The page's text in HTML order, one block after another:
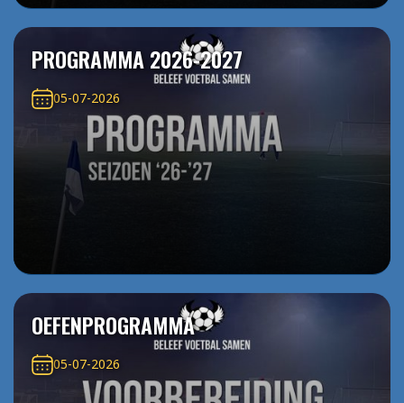
PROGRAMMA 2026-2027
05-07-2026
OEFENPROGRAMMA
05-07-2026